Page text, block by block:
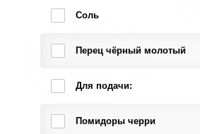
Соль
Перец чёрный молотый
Для подачи:
Помидоры черри